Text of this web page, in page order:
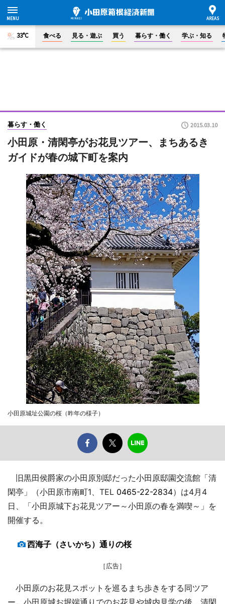
33°C 食べる 見る・遊ぶ 買う 暮らす・働く 学ぶ・知る
暮らす・働く 2015.03.10
小田原・清閑亭がお花見ツアー、まちあるき
ガイドが春の城下町を案内
小田原城址公園の桜（昨年の様子）
旧黒田侯爵家の小田原別邸だった小田原邸園交流館「清
閑亭」（小田原市南町1、TEL 0465-22-2834）は4月4
日、「小田原城下お花見ツアー～小田原の春を満喫～」を
開催する。
西海子（さいかち）通りの桜
［広告］
小田原のお花見スポットを巡るまち歩きをする同ツア
ー。小田原城お堀端通りでのお花見や城内見学の後、清閑